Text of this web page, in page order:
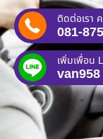
ติดต่อเรา
081-
เพิ่มเพื่อน
van958